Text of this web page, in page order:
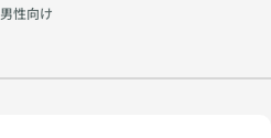
男性向け